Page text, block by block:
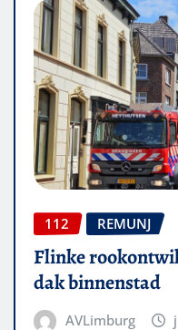
112 REMUNJ
Flinke
dak binnenstad
AVLimburg